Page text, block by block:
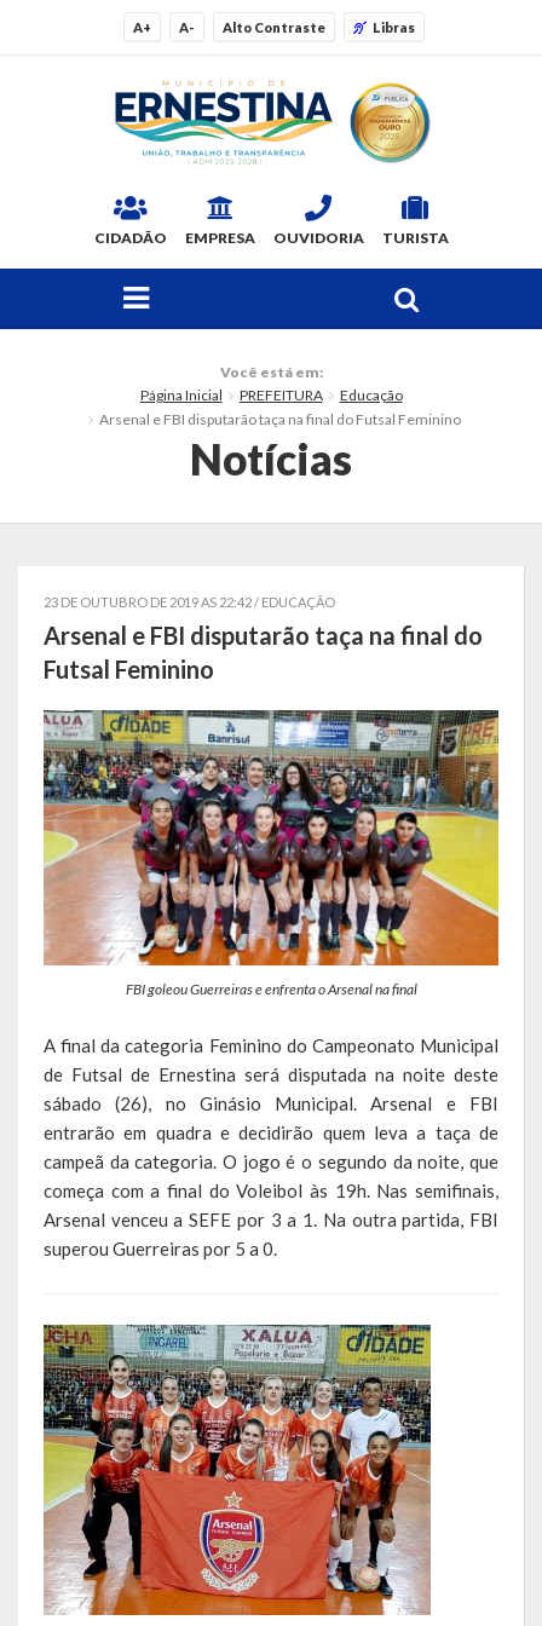
A+ A- Alto Contraste Libras
CIDADÃO EMPRESA OUVIDORIA TURISTA
Dados Gerais
Telefones Úteis
Secretarias
Estrutura organizacional
Administração
Assistência Social
Educação, Cultura, Desporto e Turismo
Sala Multidisciplinar Saber Mais
Escola Municipal de Educação Infantil Dr. Orlando Rojas
Escola Municipal De Ensino Fundamental Educarte
Escola Municipal De Ensino Fundamental João Alfredo Sachser
Escola Municipal De Ensino Fundamental Osvaldo Cruz
Agricultura
Obras e Viação
Saúde
Serviços Oferecidos pela Secretaria de Saúde
Serviços Urbanos
Legislação
Você está em:
Página Inicial
PREFEITURA
Educação
Arsenal e FBI disputarão taça na final do Futsal Feminino
Notícias
23 DE OUTUBRO DE 2019 AS 22:42 / EDUCAÇÃO
Arsenal e FBI disputarão taça na final do
Futsal Feminino
FBI goleou Guerreiras e enfrenta o Arsenal na final
A final da categoria Feminino do Campeonato Municipal
de Futsal de Ernestina será disputada na noite deste
sábado (26), no Ginásio Municipal. Arsenal e FBI
entrarão em quadra e decidirão quem leva a taça de
campeã da categoria. O jogo é o segundo da noite, que
começa com a final do Voleibol às 19h. Nas semifinais,
Arsenal venceu a SEFE por 3 a 1. Na outra partida, FBI
superou Guerreiras por 5 a 0.